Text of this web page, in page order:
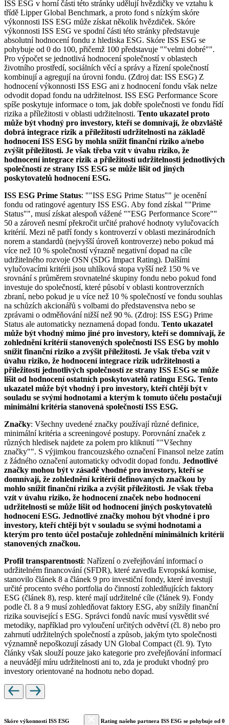
ISS ESG v horní části této stránky udělují hvězdičky ve vztahu k
třídě Lipper Global Benchmark, a proto fond s nízkým skóre
výkonnosti ISS ESG může získat několik hvězdiček. Skóre
výkonnosti ISS ESG ve spodní části této stránky představuje
absolutní hodnocení fondu z hlediska ESG. Skóre ISS ESG se
pohybuje od 0 do 100, přičemž 100 představuje ""velmi dobré"".
Pro výpočet se jednotlivá hodnocení společností v oblastech
životního prostředí, sociálních věcí a správy a řízení společností
kombinují a agregují na úrovni fondu. (Zdroj dat: ISS ESG) Z
hodnocení výkonnosti ISS ESG ani z hodnocení fondu však nelze
odvodit dopad fondu na udržitelnost. ISS ESG Performance Score
spíše poskytuje informace o tom, jak dobře společnosti ve fondu řídí
rizika a příležitosti v oblasti udržitelnosti. Tento ukazatel proto
může být vhodný pro investory, kteří se domnívají, že obzvláště
dobrá integrace rizik a příležitostí udržitelnosti na základě
hodnocení ISS ESG by mohla snížit finanční riziko a/nebo
zvýšit příležitosti. Je však třeba vzít v úvahu riziko, že
hodnocení integrace rizik a příležitostí udržitelnosti jednotlivých
společností ze strany ISS ESG se může lišit od jiných
poskytovatelů hodnocení ESG.
ISS ESG Prime Status: ""ISS ESG Prime Status"" je ocenění
fondu od ratingové agentury ISS ESG. Aby fond získal ""Prime
Status"", musí získat alespoň vážené ""ESG Performance Score""
50 a zároveň nesmí překročit určité prahové hodnoty vylučovacích
kritérií. Mezi ně patří fondy s kontroverzí v oblasti mezinárodních
norem a standardů (nejvyšší úroveň kontroverze) nebo pokud má
více než 10 % společností výrazně negativní dopad na cíle
udržitelného rozvoje OSN (SDG Impact Rating). Dalšími
vylučovacími kritérii jsou uhlíková stopa vyšší než 150 % ve
srovnání s průměrem srovnatelné skupiny fondu nebo pokud fond
investuje do společností, které působí v oblasti kontroverzních
zbraní, nebo pokud je u více než 10 % společností ve fondu souhlas
na schůzích akcionářů s volbami do představenstva nebo se
zprávami o odměňování nižší než 90 %. (Zdroj: ISS ESG) Prime
Status ale automaticky neznamená dopad fondu. Tento ukazatel
může být vhodný mimo jiné pro investory, kteří se domnívají, že
zohlednění kritérií stanovených společností ISS ESG by mohlo
snížit finanční riziko a zvýšit příležitosti. Je však třeba vzít v
úvahu riziko, že hodnocení integrace rizik udržitelnosti a
příležitostí jednotlivých společností ze strany ISS ESG se může
lišit od hodnocení ostatních poskytovatelů ratingu ESG. Tento
ukazatel může být vhodný i pro investory, kteří chtějí být v
souladu se svými hodnotami a kterým k tomuto účelu postačují
minimální kritéria stanovená společností ISS ESG.
Značky: Všechny uvedené značky používají různé definice,
minimální kritéria a screeningové postupy. Porovnání značek z
různých hledisek najdete za polem pro kliknutí ""Všechny
značky"". S výjimkou francouzského označení Finansol nelze zatím
z žádného označení automaticky odvodit dopad fondu. Jednotlivé
značky mohou být v zásadě vhodné pro investory, kteří se
domnívají, že zohlednění kritérií definovaných značkou by
mohlo snížit finanční rizika a zvýšit příležitosti. Je však třeba
vzít v úvahu riziko, že hodnocení značek nebo hodnocení
udržitelnosti se může lišit od hodnocení jiných poskytovatelů
hodnocení ESG. Jednotlivé značky mohou být vhodné i pro
investory, kteří chtějí být v souladu se svými hodnotami a
kterým pro tento účel postačuje zohlednění minimálních kritérií
stanovených značkou.
Profil transparentnosti: Nařízení o zveřejňování informací o
udržitelném financování (SFDR), které zavedla Evropská komise,
stanovilo článek 8 a článek 9 pro investiční fondy, které investují
určité procento svého portfolia do činností zohledňujících faktory
ESG (článek 8), resp. které mají udržitelné cíle (článek 9). Fondy
podle čl. 8 a 9 musí zohledňovat faktory ESG, aby snížily finanční
rizika související s ESG. Správci fondů navíc musí vysvětlit své
metodiky, například pro vyloučení určitých odvětví (čl. 8) nebo pro
zahrnutí udržitelných společností a způsob, jakým tyto společnosti
významně nepoškozují zásady UN Global Compact (čl. 9). Tyto
články však slouží pouze jako kategorie pro zveřejňování informací
a neuvádějí míru udržitelnosti ani to, zda je produkt vhodný pro
investory orientované na hodnotu nebo dopad.
Skóre výkonnosti ISS ESG
Rating našeho partnera ISS ESG se pohybuje od 0